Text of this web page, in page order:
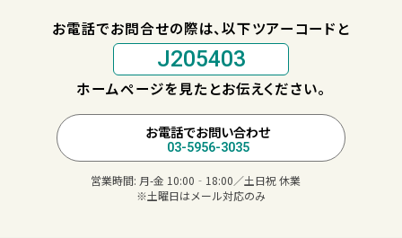
お電話でお問合せの際は、以下ツアーコードと
J205403
ホームページを見たとお伝えください。
お電話でお問い合わせ
03-5956-3035
営業時間: 月-金 10:00‐18:00／土日祝 休業
※土曜日はメール対応のみ